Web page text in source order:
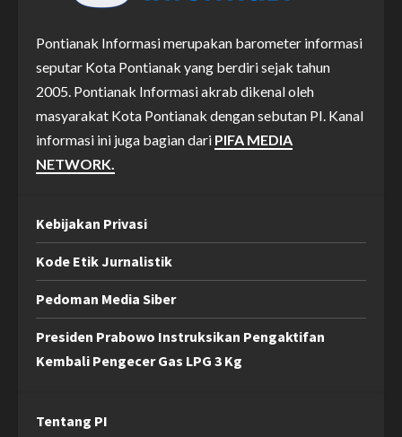
Pontianak Informasi merupakan barometer informasi
seputar Kota Pontianak yang berdiri sejak tahun
2005. Pontianak Informasi akrab dikenal oleh
masyarakat Kota Pontianak dengan sebutan PI. Kanal
informasi ini juga bagian dari PIFA MEDIA
NETWORK.
Kebijakan Privasi
Kode Etik Jurnalistik
Pedoman Media Siber
Presiden Prabowo Instruksikan Pengaktifan
Kembali Pengecer Gas LPG 3 Kg
Tentang PI